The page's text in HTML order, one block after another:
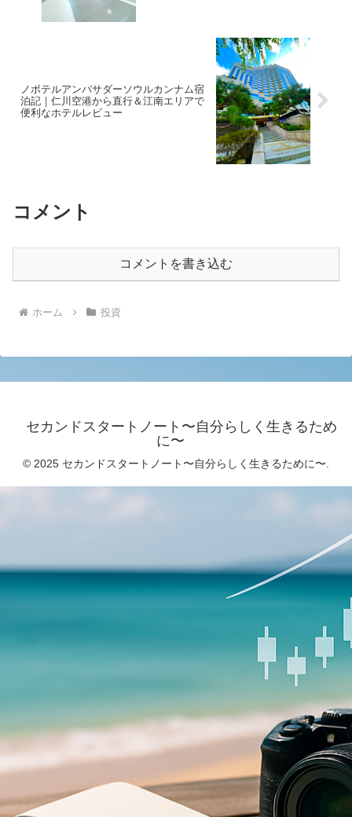
ノボテルアンバサダーソウルカンナム宿
泊記｜仁川空港から直行＆江南エリアで
便利なホテルレビュー
コメント
コメントを書き込む
ホーム 投資
セカンドスタートノート〜自分らしく生きるため
に〜
© 2025 セカンドスタートノート〜自分らしく生きるために〜.